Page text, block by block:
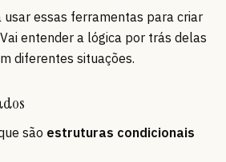
usar essas ferramentas para criar
entender a lógica por trás delas
diferentes situações.
são estruturas condicionais